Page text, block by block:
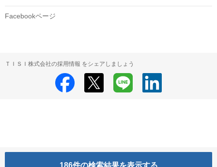
186件の検索結果を表示する
Facebookページ
ＴＩＳＩ株式会社の採用情報 をシェアしましょう